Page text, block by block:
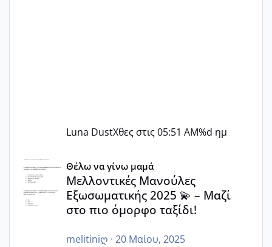
Luna DustΧθες στις 05:51 AM%d ημ
Μελλοντικές Μανούλες Εξωσωματικής 2025 💫 – Μαζί
Θέλω να γίνω μαμά
Μελλοντικές Μανούλες
Εξωσωματικής 2025 💫 – Μαζί
στο πιο όμορφο ταξίδι!
melitiniღ · 20 Μαίου, 2025